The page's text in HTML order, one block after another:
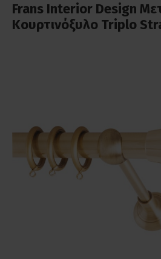
Frans Interior Design
Κουρτινόξυλο Triplo